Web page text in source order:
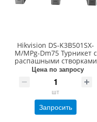
Hikvision DS-K3B501SX-
M/MPg-Dm75 Турникет с
распашными створками
Цена по запросу
шт
Запросить